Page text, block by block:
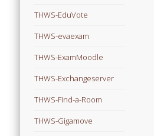
THWS-EduVote
THWS-evaexam
THWS-ExamMoodle
THWS-Exchangeserver
THWS-Find-a-Room
THWS-Gigamove